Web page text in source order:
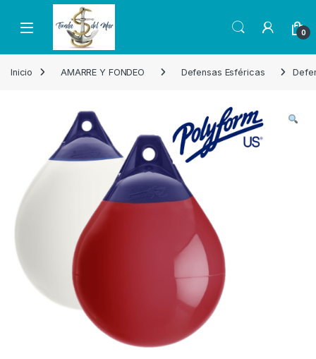
Skip to navigation
Skip to content
Open 0
Inicio AMARRE Y FONDEO Defensas Esféricas